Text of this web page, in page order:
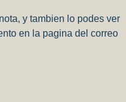
y tambien lo podes ver
en la pagina del correo